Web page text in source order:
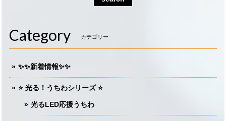
Category カテゴリー
✨✨新着情報✨✨
⭐️ 光る！うちわシリーズ ⭐️
光るLED応援うちわ